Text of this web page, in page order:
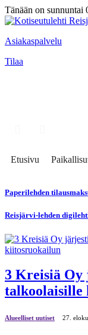
Tänään on sunnuntai
Asiakaspalvelu
Tilaa
Etusivu
Paperilehden
Reisjärvi-lehden
3 Kreisiä Oy
talkoolaisille
Alueelliset uutiset 27.